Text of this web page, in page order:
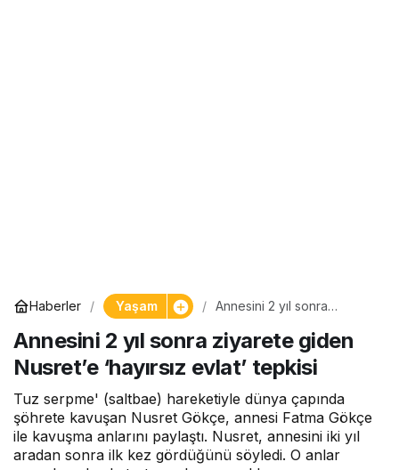
Haberler Yaşam
Annesini 2 yıl sonra
‘hayırsız evlat’ tepkisi
Annesini 2 yıl sonra ziyarete giden
Nusret’e ‘hayırsız evlat’ tepkisi
Tuz serpme' (saltbae) hareketiyle dünya çapında
şöhrete kavuşan Nusret Gökçe, annesi Fatma Gökçe
ile kavuşma anlarını paylaştı. Nusret, annesini iki yıl
aradan sonra ilk kez gördüğünü söyledi. O anlar